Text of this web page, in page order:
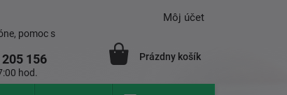
pomoc s
156
hod.
Môj účet
Prázdny košík